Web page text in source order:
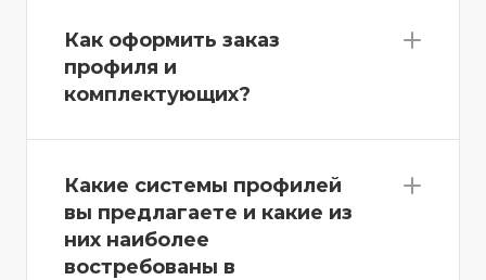
Как оформить заказ
профиля и
комплектующих?
Какие системы профилей
вы предлагаете и какие из
них наиболее
востребованы в